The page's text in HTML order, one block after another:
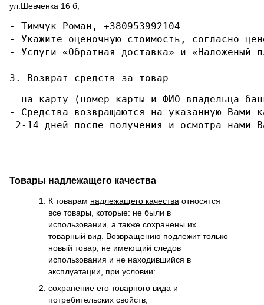
ул.Шевченка 16 б,
- Тимчук Роман, +380953992104
- Укажите оценочную стоимость, согласно
- Услуги «Обратная доставка» и «Наложеный
3. Возврат средств за товар
- на карту (номер карты и ФИО владельца
- Средства возвращаются на указанную Вами
2-14 дней после получения и осмотра нами
Товары надлежащего качества
К товарам надлежащего качества относятся
все товары, которые: не были в
использовании, а также сохранены их
товарный вид. Возвращению подлежит только
новый товар, не имеющий следов
использования и не находившийся в
эксплуатации, при условии:
сохранение его товарного вида и
потребительских свойств;